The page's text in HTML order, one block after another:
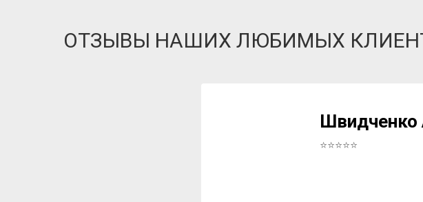
ОТЗЫВЫ НАШИХ ЛЮБИМЫХ
Швидченко
⭐⭐⭐⭐⭐